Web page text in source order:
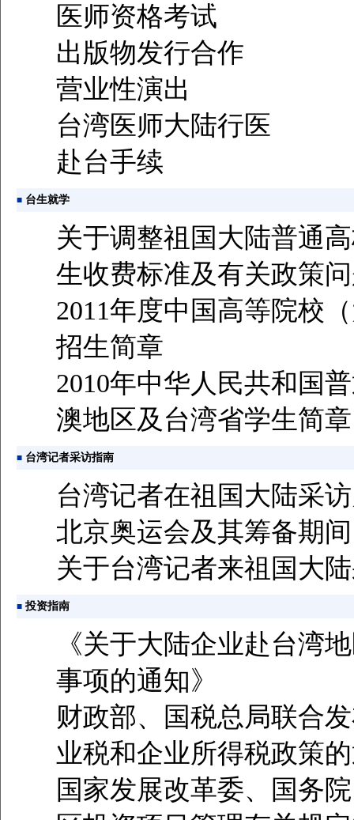
医师资格考试
出版物发行合作
营业性演出
台湾医师大陆行医
赴台手续
■ 台生就学
关于调整祖国大陆普通
生收费标准及有关政策
2011年度中国高等院校
招生简章
2010年中华人民共和国
澳地区及台湾省学生简章
■ 台湾记者采访指南
台湾记者在祖国大陆采
北京奥运会及其筹备期
关于台湾记者来祖国大
■ 投资指南
《关于大陆企业赴台湾
事项的通知》
财政部、国税总局联合
业税和企业所得税政策
国家发展改革委、国务